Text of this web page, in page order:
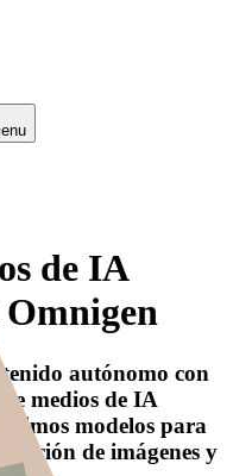
de IA
autónomo con
medios de IA
modelos para
de imágenes y